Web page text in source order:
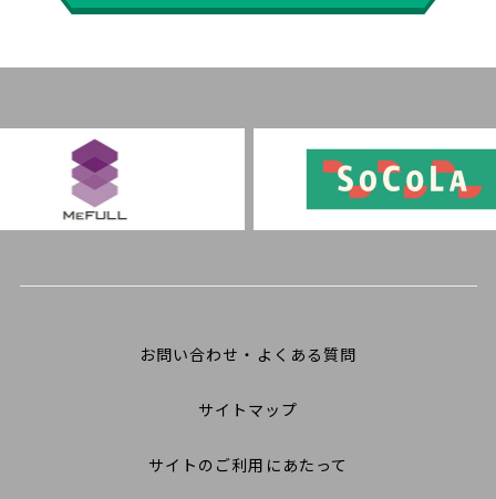
お問い合わせ・よくある質問
サイトマップ
サイトのご利用にあたって